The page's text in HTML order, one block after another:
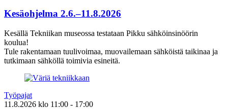
Kesäohjelma 2.6.–11.8.2026
Kesällä Tekniikan museossa testataan Pikku sähköinsinöörin
koulua!
Tule rakentamaan tuulivoimaa, muovailemaan sähköistä taikinaa ja
tutkimaan sähköllä toimivia esineitä.
Työpajat
11.8.2026 klo 11:00 - 17:00